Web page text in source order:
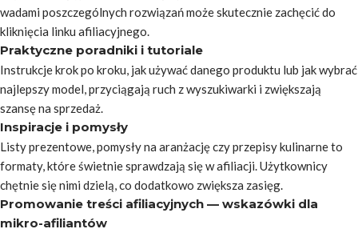
wadami poszczególnych rozwiązań może skutecznie zachęcić do
kliknięcia linku afiliacyjnego.
Praktyczne poradniki i tutoriale
Instrukcje krok po kroku, jak używać danego produktu lub jak wybrać
najlepszy model, przyciągają ruch z wyszukiwarki i zwiększają
szansę na sprzedaż.
Inspiracje i pomysły
Listy prezentowe, pomysły na aranżację czy przepisy kulinarne to
formaty, które świetnie sprawdzają się w afiliacji. Użytkownicy
chętnie się nimi dzielą, co dodatkowo zwiększa zasięg.
Promowanie treści afiliacyjnych — wskazówki dla
mikro-afiliantów